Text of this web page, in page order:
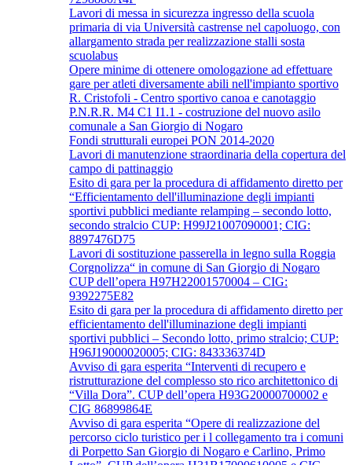
Lavori di messa in sicurezza ingresso della scuola
primaria di via Università castrense nel capoluogo, con
allargamento strada per realizzazione stalli sosta
scuolabus
Opere minime di ottenere omologazione ad effettuare
gare per atleti diversamente abili nell'impianto sportivo
R. Cristofoli - Centro sportivo canoa e canotaggio
P.N.R.R. M4 C1 I1.1 - costruzione del nuovo asilo
comunale a San Giorgio di Nogaro
Fondi strutturali europei PON 2014-2020
Lavori di manutenzione straordinaria della copertura del
campo di pattinaggio
Esito di gara per la procedura di affidamento diretto per
“Efficientamento dell'illuminazione degli impianti
sportivi pubblici mediante relamping – secondo lotto,
secondo stralcio CUP: H99J21007090001; CIG:
8897476D75
Lavori di sostituzione passerella in legno sulla Roggia
Corgnolizza“ in comune di San Giorgio di Nogaro
CUP dell’opera H97H22001570004 – CIG:
9392275E82
Esito di gara per la procedura di affidamento diretto per
efficientamento dell'illuminazione degli impianti
sportivi pubblici – Secondo lotto, primo stralcio; CUP:
H96J19000020005; CIG: 843336374D
Avviso di gara esperita “Interventi di recupero e
ristrutturazione del complesso sto rico architettonico di
“Villa Dora”. CUP dell’opera H93G20000700002 e
CIG 86899864E
Avviso di gara esperita “Opere di realizzazione del
percorso ciclo turistico per i l collegamento tra i comuni
di Porpetto San Giorgio di Nogaro e Carlino, Primo